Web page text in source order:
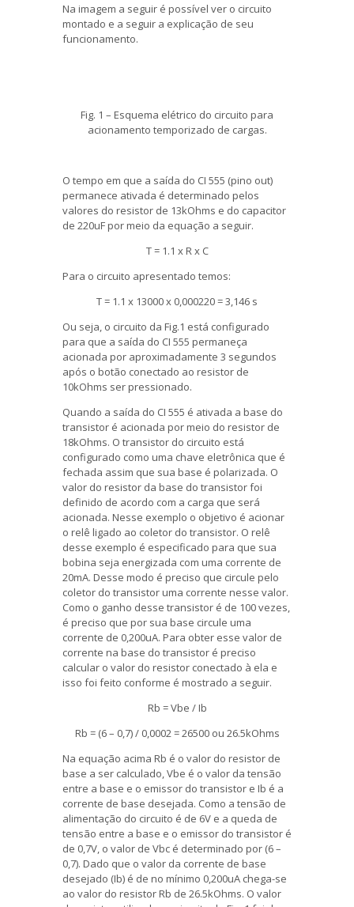
Na imagem a seguir é possível ver o circuito
montado e a seguir a explicação de seu
funcionamento.
Fig. 1 – Esquema elétrico do circuito para
acionamento temporizado de cargas.
O tempo em que a saída do CI 555 (pino out)
permanece ativada é determinado pelos
valores do resistor de 13kOhms e do capacitor
de 220uF por meio da equação a seguir.
T = 1.1 x R x C
Para o circuito apresentado temos:
T = 1.1 x 13000 x 0,000220 = 3,146 s
Ou seja, o circuito da Fig.1 está configurado
para que a saída do CI 555 permaneça
acionada por aproximadamente 3 segundos
após o botão conectado ao resistor de
10kOhms ser pressionado.
Quando a saída do CI 555 é ativada a base do
transistor é acionada por meio do resistor de
18kOhms. O transistor do circuito está
configurado como uma chave eletrônica que é
fechada assim que sua base é polarizada. O
valor do resistor da base do transistor foi
definido de acordo com a carga que será
acionada. Nesse exemplo o objetivo é acionar
o relê ligado ao coletor do transistor. O relê
desse exemplo é especificado para que sua
bobina seja energizada com uma corrente de
20mA. Desse modo é preciso que circule pelo
coletor do transistor uma corrente nesse valor.
Como o ganho desse transistor é de 100 vezes,
é preciso que por sua base circule uma
corrente de 0,200uA. Para obter esse valor de
corrente na base do transistor é preciso
calcular o valor do resistor conectado à ela e
isso foi feito conforme é mostrado a seguir.
Rb = Vbe / Ib
Rb = (6 – 0,7) / 0,0002 = 26500 ou 26.5kOhms
Na equação acima Rb é o valor do resistor de
base a ser calculado, Vbe é o valor da tensão
entre a base e o emissor do transistor e Ib é a
corrente de base desejada. Como a tensão de
alimentação do circuito é de 6V e a queda de
tensão entre a base e o emissor do transistor é
de 0,7V, o valor de Vbc é determinado por (6 –
0,7). Dado que o valor da corrente de base
desejado (Ib) é de no mínimo 0,200uA chega-se
ao valor do resistor Rb de 26.5kOhms. O valor